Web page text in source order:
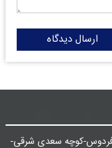
ارسال دیدگاه
فردوس-کوچه سعدی شرقی-